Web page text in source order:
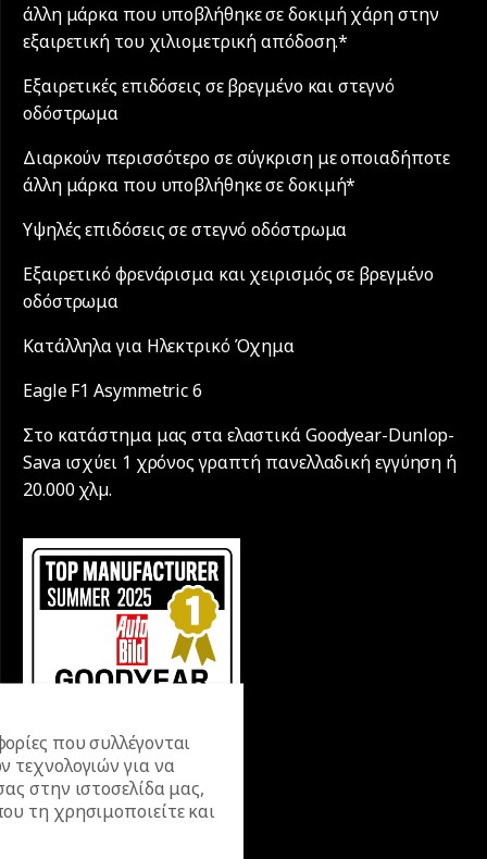
άλλη μάρκα που υποβλήθηκε σε δοκιμή χάρη στην
εξαιρετική του χιλιομετρική απόδοση.*
Εξαιρετικές επιδόσεις σε βρεγμένο και στεγνό
οδόστρωμα
Διαρκούν περισσότερο σε σύγκριση με οποιαδήποτε
άλλη μάρκα που υποβλήθηκε σε δοκιμή*
Υψηλές επιδόσεις σε στεγνό οδόστρωμα
Εξαιρετικό φρενάρισμα και χειρισμός σε βρεγμένο
οδόστρωμα
Κατάλληλα για Ηλεκτρικό Όχημα
Eagle F1 Asymmetric 6
Στο κατάστημα μας στα ελαστικά Goodyear-Dunlop-
Sava ισχύει 1 χρόνος γραπτή πανελλαδική εγγύηση ή
20.000 χλµ.
που συλλέγονται
τεχνολογιών για να
στην ιστοσελίδα μας,
τη χρησιμοποιείτε και